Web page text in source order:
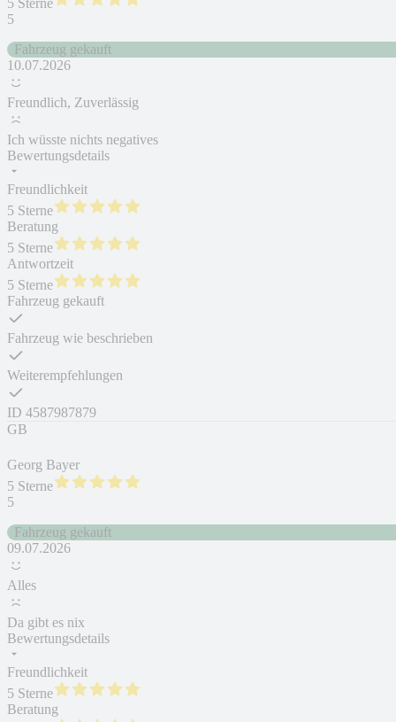
5 Sterne
5
Fahrzeug gekauft
10.07.2026
Freundlich, Zuverlässig
Ich wüsste nichts negatives
Bewertungsdetails
Freundlichkeit
5 Sterne
Beratung
5 Sterne
Antwortzeit
5 Sterne
Fahrzeug gekauft
Fahrzeug wie beschrieben
Weiterempfehlungen
ID 4587987879
GB
Georg Bayer
5 Sterne
5
Fahrzeug gekauft
09.07.2026
Alles
Da gibt es nix
Bewertungsdetails
Freundlichkeit
5 Sterne
Beratung